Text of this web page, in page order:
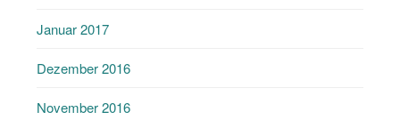
Januar 2017
Dezember 2016
November 2016